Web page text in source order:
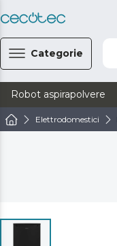
Categorie
Robot aspirapolvere
Elettrodomestici